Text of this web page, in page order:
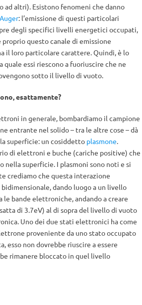
altri). Esistono fenomeni che danno
Auger: l’emissione di questi particolari
degli specifici livelli energetici occupati,
questo canale di emissione
il loro particolare carattere. Quindi, è lo
essi riescono a fuoriuscire che ne
sotto il livello di vuoto.
esattamente?
in generale, bombardiamo il campione
entrante nel solido – tra le altre cose – dà
superficie: un cosiddetto plasmone.
di elettroni e buche (cariche positive) che
nella superficie. I plasmoni sono noti e si
crediamo che questa interazione
dando luogo a un livello
bande elettroniche, andando a creare
di 3.7eV) al di sopra del livello di vuoto
Uno dei due stati elettronici ha come
proveniente da uno stato occupato
esso non dovrebbe riuscire a essere
rimanere bloccato in quel livello